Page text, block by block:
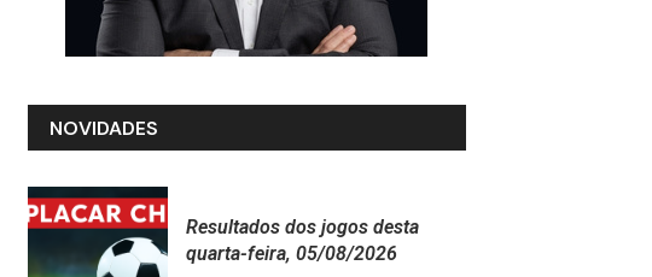
NOVIDADES
Resultados dos jogos desta
quarta-feira, 05/08/2026